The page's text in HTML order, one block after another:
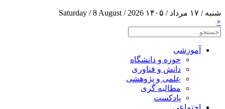
شنبه / ۱۷ مرداد / ۱۴۰۵
Saturday / 8 August / 2026
×
آموزشی
حوزه و دانشگاه
دانش و فناوری
علمی و پژوهشی
مطالبه گری
پادکست
اجتماعی